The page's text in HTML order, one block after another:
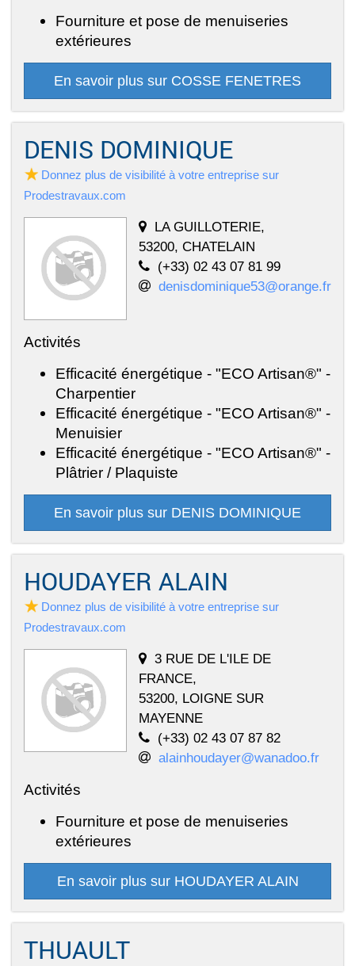
Fourniture et pose de menuiseries
extérieures
En savoir plus sur COSSE FENETRES
DENIS DOMINIQUE
Donnez plus de visibilité à votre entreprise sur
Prodestravaux.com
LA GUILLOTERIE,
53200, CHATELAIN
(+33) 02 43 07 81 99
denisdominique53@orange.fr
Activités
Efficacité énergétique - "ECO Artisan®" -
Charpentier
Efficacité énergétique - "ECO Artisan®" -
Menuisier
Efficacité énergétique - "ECO Artisan®" -
Plâtrier / Plaquiste
En savoir plus sur DENIS DOMINIQUE
HOUDAYER ALAIN
Donnez plus de visibilité à votre entreprise sur
Prodestravaux.com
3 RUE DE L'ILE DE
FRANCE,
53200, LOIGNE SUR
MAYENNE
(+33) 02 43 07 87 82
alainhoudayer@wanadoo.fr
Activités
Fourniture et pose de menuiseries
extérieures
En savoir plus sur HOUDAYER ALAIN
THUAULT